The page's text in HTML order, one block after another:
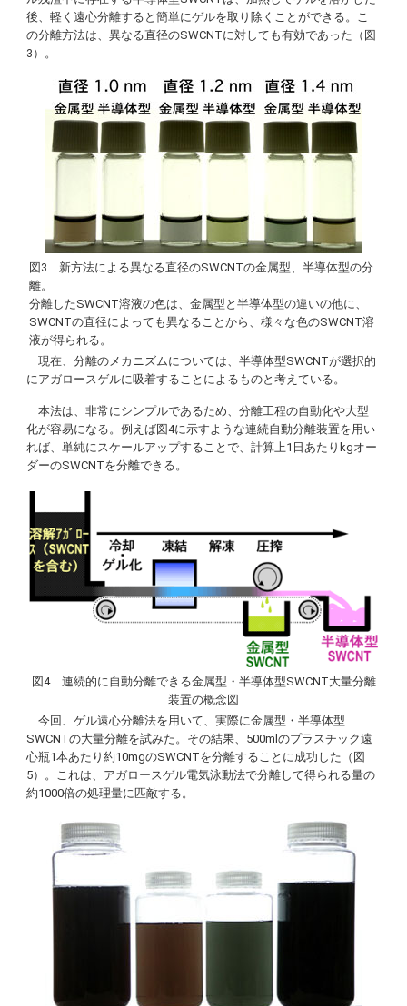
後、軽く遠心分離すると簡単にゲルを取り除くことができる。こ
の分離方法は、異なる直径のSWCNTに対しても有効であった（図
3）。
図3 新方法による異なる直径のSWCNTの金属型、半導体型の分
離。
分離したSWCNT溶液の色は、金属型と半導体型の違いの他に、
SWCNTの直径によっても異なることから、様々な色のSWCNT溶
液が得られる。
現在、分離のメカニズムについては、半導体型SWCNTが選択的
にアガロースゲルに吸着することによるものと考えている。
本法は、非常にシンプルであるため、分離工程の自動化や大型
化が容易になる。例えば図4に示すような連続自動分離装置を用い
れば、単純にスケールアップすることで、計算上1日あたりkgオー
ダーのSWCNTを分離できる。
図4 連続的に自動分離できる金属型・半導体型SWCNT大量分離
装置の概念図
今回、ゲル遠心分離法を用いて、実際に金属型・半導体型
SWCNTの大量分離を試みた。その結果、500mlのプラスチック遠
心瓶1本あたり約10mgのSWCNTを分離することに成功した（図
5）。これは、アガロースゲル電気泳動法で分離して得られる量の
約1000倍の処理量に匹敵する。